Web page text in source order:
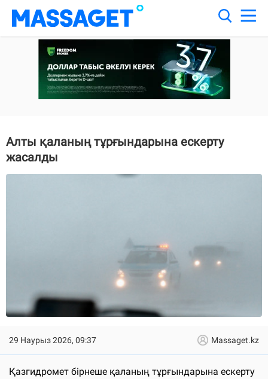
Алты қаланың тұрғындарына ескерту
жасалды
29 Наурыз 2026, 09:37 Massaget.kz
Қазгидромет бірнеше қаланың тұрғындарына ескерту